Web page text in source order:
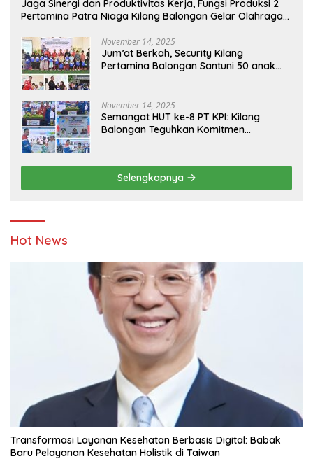
Jaga Sinergi dan Produktivitas Kerja, Fungsi Produksi 2
Pertamina Patra Niaga Kilang Balongan Gelar Olahraga
November 14, 2025
Jum’at Berkah, Security Kilang
Pertamina Balongan Santuni 50 anak
November 14, 2025
Semangat HUT ke-8 PT KPI: Kilang
Balongan Teguhkan Komitmen
Pendidikan
Selengkapnya
Hot News
Transformasi Layanan Kesehatan Berbasis Digital: Babak
Baru Pelayanan Kesehatan Holistik di Taiwan